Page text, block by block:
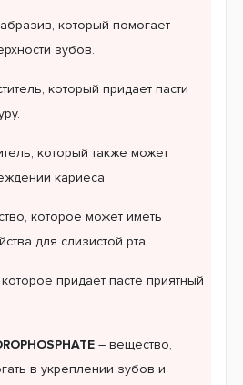
который помогает
зубов.
который придает пасти
который также может
кариеса.
которое может иметь
для слизистой рта.
придает пасте приятный
– вещество,
в укреплении зубов и